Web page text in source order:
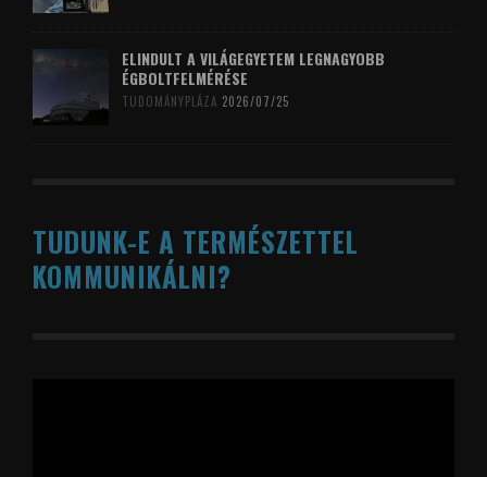
ELINDULT A VILÁGEGYETEM LEGNAGYOBB
ÉGBOLTFELMÉRÉSE
TUDOMÁNYPLÁZA 2026/07/25
TUDUNK-E A TERMÉSZETTEL
KOMMUNIKÁLNI?